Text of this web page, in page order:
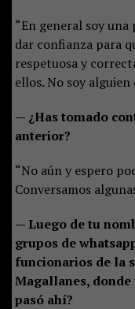
“En general soy
dar confianza para
respetuosa y
ellos. No soy
— ¿Has tomado
anterior?
“No aún y espero
Conversamos
— Luego de tu
grupos de
funcionarios de la
Magallanes,
pasó ahí?